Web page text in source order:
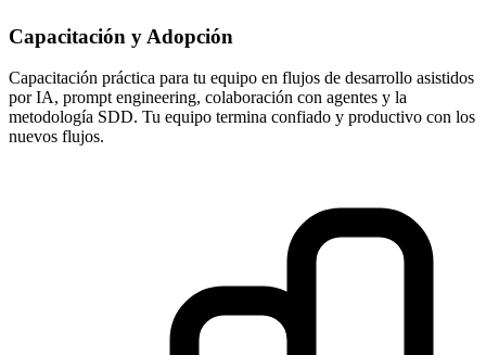
Capacitación y Adopción
Capacitación práctica para tu equipo en flujos de desarrollo asistidos
por IA, prompt engineering, colaboración con agentes y la
metodología SDD. Tu equipo termina confiado y productivo con los
nuevos flujos.